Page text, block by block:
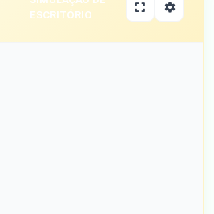
ESCRITÓRIO